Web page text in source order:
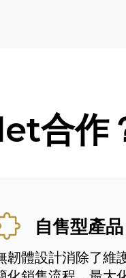
合作
自售型產品
韌體設計消除了